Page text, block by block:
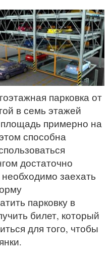
парковка от
в семь этажей
примерно на
способна
достаточно
заехать
парковку в
билет, который
для того, чтобы